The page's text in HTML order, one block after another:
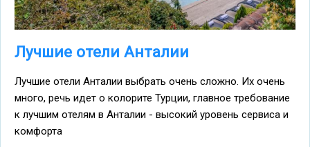
Лучшие отели Анталии
Лучшие отели Анталии выбрать очень сложно. Их очень
много, речь идет о колорите Турции, главное требование
к лучшим отелям в Анталии - высокий уровень сервиса и
комфорта